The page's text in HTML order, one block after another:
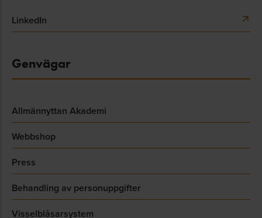
LinkedIn
Genvägar
Allmännyttan Akademi
Webbshop
Press
Behandling av personuppgifter
Visselblåsarsystem